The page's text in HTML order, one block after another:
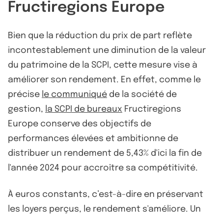
Fructiregions Europe
Bien que la réduction du prix de part reflète
incontestablement une diminution de la valeur
du patrimoine de la SCPI, cette mesure vise à
améliorer son rendement. En effet, comme le
précise le communiqué de la société de
gestion, la SCPI de bureaux Fructiregions
Europe conserve des objectifs de
performances élevées et ambitionne de
distribuer un rendement de 5,43% d'ici la fin de
l'année 2024 pour accroître sa compétitivité.
À euros constants, c’est-à-dire en préservant
les loyers perçus, le rendement s'améliore. Un